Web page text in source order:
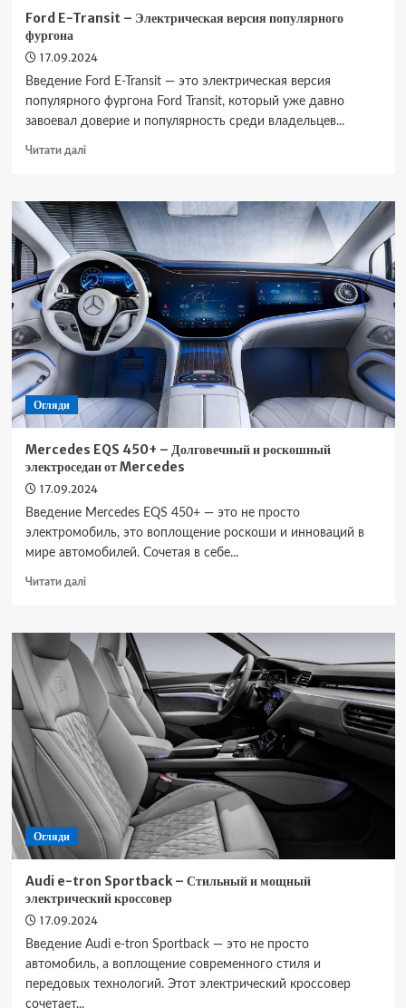
Ford E-Transit – Электрическая версия популярного
фургона
17.09.2024
Введение Ford E-Transit — это электрическая версия
популярного фургона Ford Transit, который уже давно
завоевал доверие и популярность среди владельцев...
Читати даліДокладніше
E-
Transit
–
Электрическая
версия
популярного
фургона
Огляди
Mercedes EQS 450+ – Долговечный и роскошный
электроседан от Mercedes
17.09.2024
Введение Mercedes EQS 450+ — это не просто
электромобиль, это воплощение роскоши и инноваций в
мире автомобилей. Сочетая в себе...
Читати даліДокладніше
EQS
450+
–
Долговечный
роскошный
электроседан
от
Mercedes
Огляди
Audi e-tron Sportback – Стильный и мощный
электрический кроссовер
17.09.2024
Введение Audi e-tron Sportback — это не просто
автомобиль, а воплощение современного стиля и
передовых технологий. Этот электрический кроссовер
сочетает...